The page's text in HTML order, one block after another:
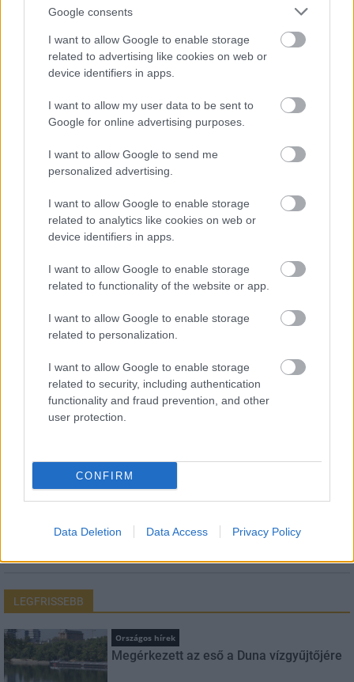
Google consents
I want to allow Google to enable storage
related to advertising like cookies on web or
device identifiers in apps.
I want to allow my user data to be sent to
Google for online advertising purposes.
I want to allow Google to send me
personalized advertising.
I want to allow Google to enable storage
related to analytics like cookies on web or
device identifiers in apps.
I want to allow Google to enable storage
related to functionality of the website or app.
I want to allow Google to enable storage
related to personalization.
I want to allow Google to enable storage
related to security, including authentication
functionality and fraud prevention, and other
user protection.
CONFIRM
Data Deletion Data Access Privacy Policy
Miért kulcsfontosságú a korszerű légtechnika az
egészségügyi intézményekben?
HÍRLEVÉL
Feliratkozom a hírlevélre és elfogadom az
szabályzatot!
FELIRATKOZÁS
LEGFRISSEBB
Országos hírek
Megérkezett az eső a Duna vízgyűjtőjére